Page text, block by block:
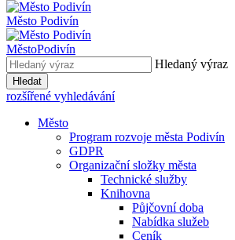
Město Podivín
MěstoPodivín
Hledaný výraz
Hledat
rozšířené vyhledávání
Město
Program rozvoje města Podivín
GDPR
Organizační složky města
Technické služby
Knihovna
Půjčovní doba
Nabídka služeb
Ceník